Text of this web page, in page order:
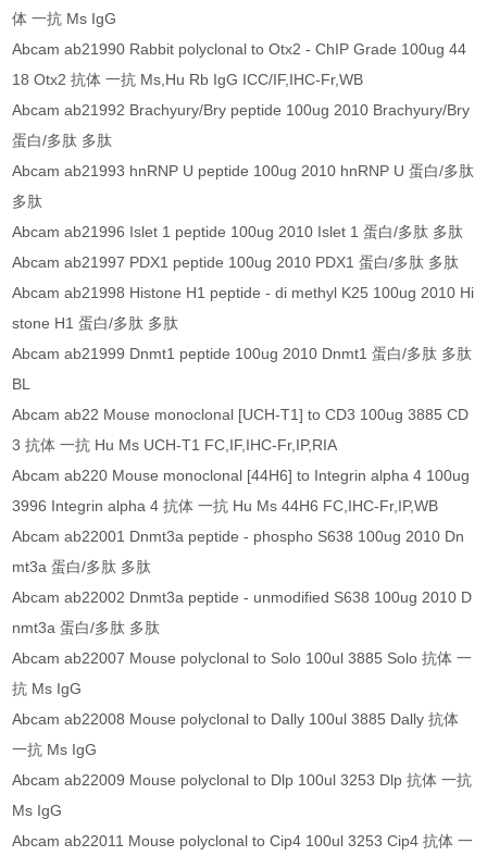
体 一抗 Ms IgG
Abcam ab21990 Rabbit polyclonal to Otx2 - ChIP Grade 100ug 44
18 Otx2 抗体 一抗 Ms,Hu Rb IgG ICC/IF,IHC-Fr,WB
Abcam ab21992 Brachyury/Bry peptide 100ug 2010 Brachyury/Bry
蛋白/多肽 多肽
Abcam ab21993 hnRNP U peptide 100ug 2010 hnRNP U 蛋白/多肽
多肽
Abcam ab21996 Islet 1 peptide 100ug 2010 Islet 1 蛋白/多肽 多肽
Abcam ab21997 PDX1 peptide 100ug 2010 PDX1 蛋白/多肽 多肽
Abcam ab21998 Histone H1 peptide - di methyl K25 100ug 2010 Hi
stone H1 蛋白/多肽 多肽
Abcam ab21999 Dnmt1 peptide 100ug 2010 Dnmt1 蛋白/多肽 多肽
BL
Abcam ab22 Mouse monoclonal [UCH-T1] to CD3 100ug 3885 CD
3 抗体 一抗 Hu Ms UCH-T1 FC,IF,IHC-Fr,IP,RIA
Abcam ab220 Mouse monoclonal [44H6] to Integrin alpha 4 100ug
3996 Integrin alpha 4 抗体 一抗 Hu Ms 44H6 FC,IHC-Fr,IP,WB
Abcam ab22001 Dnmt3a peptide - phospho S638 100ug 2010 Dn
mt3a 蛋白/多肽 多肽
Abcam ab22002 Dnmt3a peptide - unmodified S638 100ug 2010 D
nmt3a 蛋白/多肽 多肽
Abcam ab22007 Mouse polyclonal to Solo 100ul 3885 Solo 抗体 一
抗 Ms IgG
Abcam ab22008 Mouse polyclonal to Dally 100ul 3885 Dally 抗体
一抗 Ms IgG
Abcam ab22009 Mouse polyclonal to Dlp 100ul 3253 Dlp 抗体 一抗
Ms IgG
Abcam ab22011 Mouse polyclonal to Cip4 100ul 3253 Cip4 抗体 一